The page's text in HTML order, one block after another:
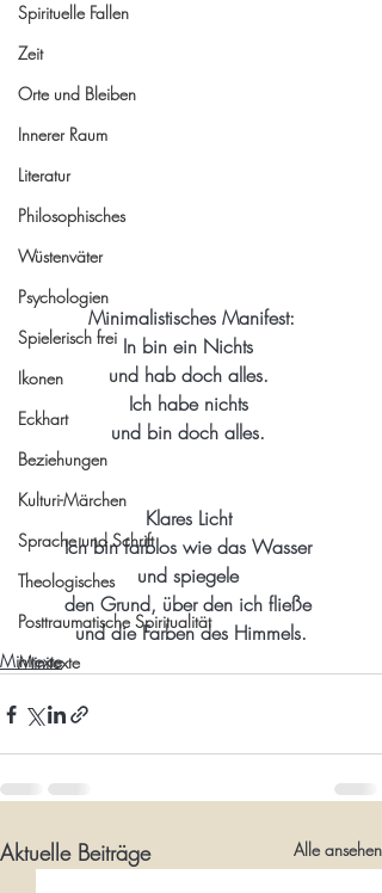
Spirituelle Fallen
Zeit
Orte und Bleiben
Innerer Raum
Literatur
Philosophisches
Wüstenväter
Psychologien
Spielerisch frei
Ikonen
Eckhart
Beziehungen
Kulturi-Märchen
Sprache und Schrift
Theologisches
Posttraumatische Spiritualität
Minitexte
Minimalistisches Manifest:
In bin ein Nichts
und hab doch alles.
Ich habe nichts
und bin doch alles.
Klares Licht
Ich bin farblos wie das Wasser
und spiegele
den Grund, über den ich fließe
und die Farben des Himmels.
Minitexte
Aktuelle Beiträge Alle ansehen